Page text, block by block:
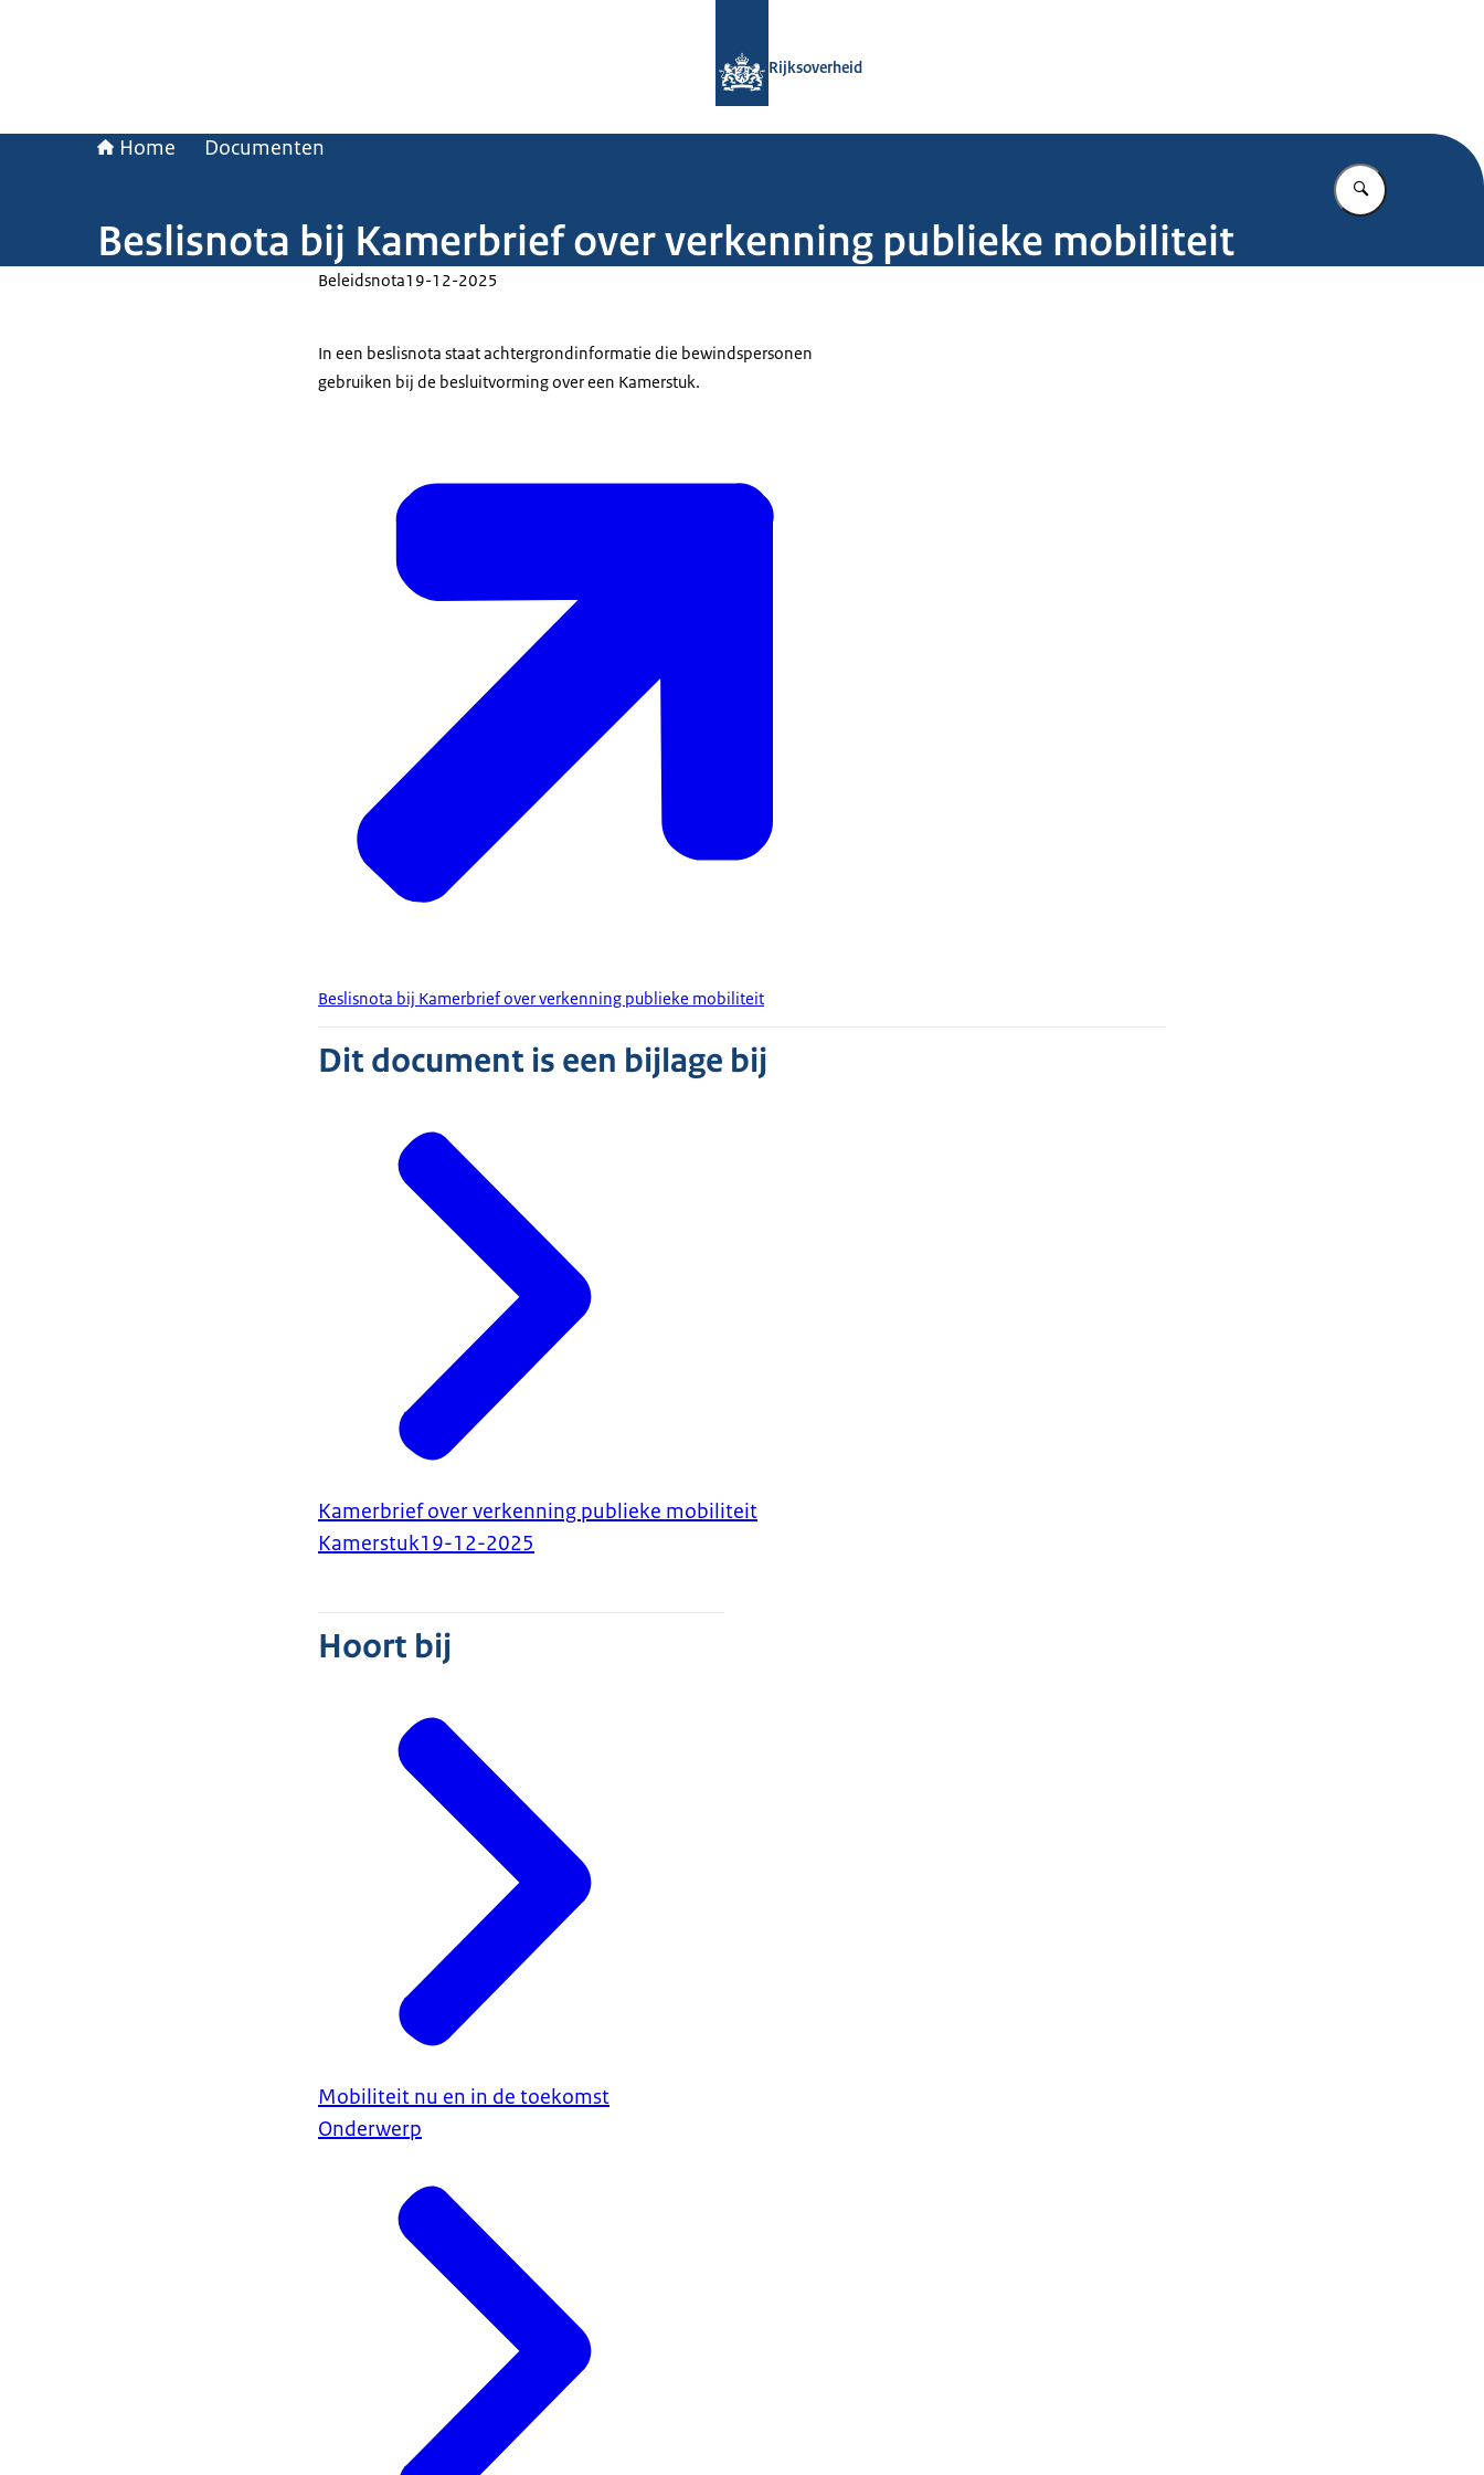
Rijksoverheid
Home Documenten
Vul in wat u
Beslisnota bij Kamerbrief over verkenning publieke mobiliteit
Beleidsnota19-12-2025
In een beslisnota staat achtergrondinformatie die bewindspersonen
gebruiken bij de besluitvorming over een Kamerstuk.
Beslisnota bij Kamerbrief over verkenning publieke mobiliteit
Dit document is een bijlage bij
Kamerbrief over verkenning publieke mobiliteit
Kamerstuk19-12-2025
Hoort bij
Mobiliteit nu en in de toekomst
Onderwerp